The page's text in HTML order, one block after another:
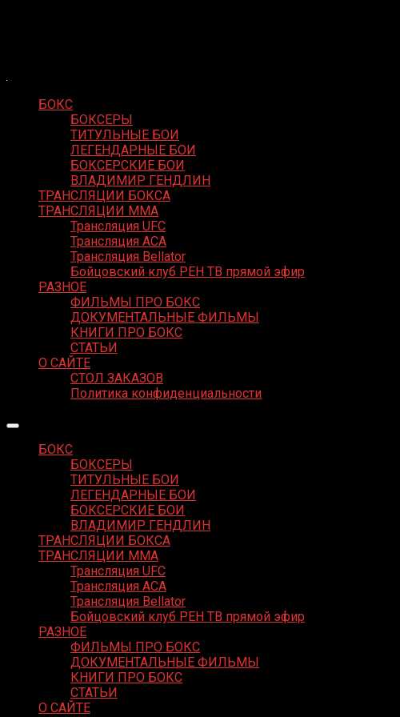
БОКС
БОКСЕРЫ
ТИТУЛЬНЫЕ БОИ
ЛЕГЕНДАРНЫЕ БОИ
БОКСЕРСКИЕ БОИ
ВЛАДИМИР ГЕНДЛИН
ТРАНСЛЯЦИИ БОКСА
ТРАНСЛЯЦИИ MMA
Трансляция UFC
Трансляция ACA
Трансляция Bellator
Бойцовский клуб РЕН ТВ прямой эфир
РАЗНОЕ
ФИЛЬМЫ ПРО БОКС
ДОКУМЕНТАЛЬНЫЕ ФИЛЬМЫ
КНИГИ ПРО БОКС
СТАТЬИ
О САЙТЕ
СТОЛ ЗАКАЗОВ
Политика конфиденциальности
БОКС
БОКСЕРЫ
ТИТУЛЬНЫЕ БОИ
ЛЕГЕНДАРНЫЕ БОИ
БОКСЕРСКИЕ БОИ
ВЛАДИМИР ГЕНДЛИН
ТРАНСЛЯЦИИ БОКСА
ТРАНСЛЯЦИИ MMA
Трансляция UFC
Трансляция ACA
Трансляция Bellator
Бойцовский клуб РЕН ТВ прямой эфир
РАЗНОЕ
ФИЛЬМЫ ПРО БОКС
ДОКУМЕНТАЛЬНЫЕ ФИЛЬМЫ
КНИГИ ПРО БОКС
СТАТЬИ
О САЙТЕ